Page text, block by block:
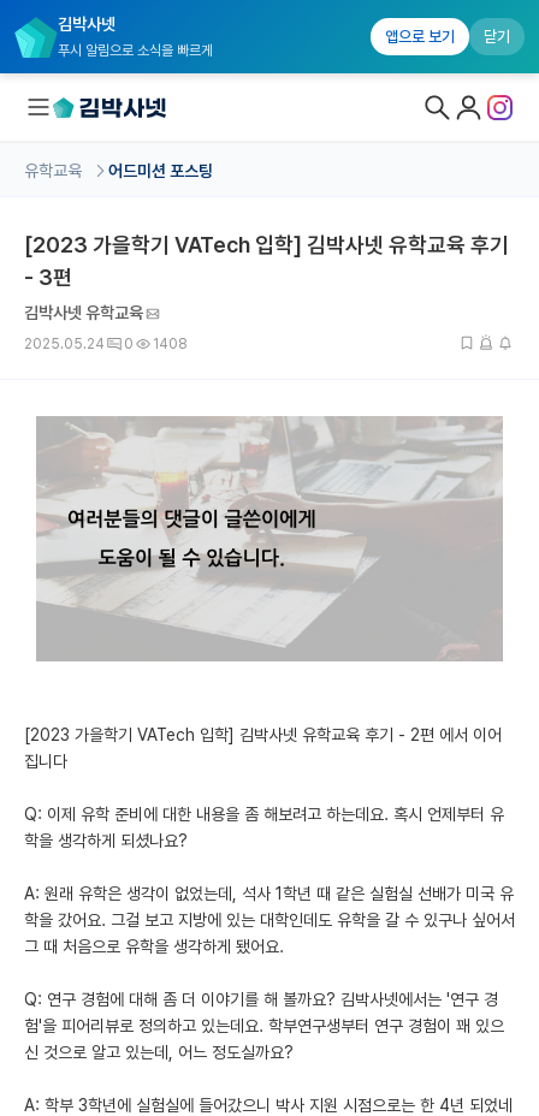
김박사넷
푸시 알림으로 소식을 빠르게
앱으로 보기 닫기
국내대학원 정보
커뮤니티
유학교육
유학교육 홈
미국 유학 게시판
어드미션 포스팅
이벤트
이벤트
재팬라운지 🌸
유학교육 어드미션 포스팅
[2023 가을학기 VATech 입학] 김박사넷 유학교육 후기
- 3편
김박사넷 유학교육
2025.05.24 0 1408
[2023 가을학기 VATech 입학] 김박사넷 유학교육 후기 - 2편 에서 이어
집니다
Q: 이제 유학 준비에 대한 내용을 좀 해보려고 하는데요. 혹시 언제부터 유
학을 생각하게 되셨나요?
A: 원래 유학은 생각이 없었는데, 석사 1학년 때 같은 실험실 선배가 미국 유
학을 갔어요. 그걸 보고 지방에 있는 대학인데도 유학을 갈 수 있구나 싶어서
그 때 처음으로 유학을 생각하게 됐어요.
Q: 연구 경험에 대해 좀 더 이야기를 해 볼까요? 김박사넷에서는 '연구 경
험'을 피어리뷰로 정의하고 있는데요. 학부연구생부터 연구 경험이 꽤 있으
신 것으로 알고 있는데, 어느 정도실까요?
A: 학부 3학년에 실험실에 들어갔으니 박사 지원 시점으로는 한 4년 되었네